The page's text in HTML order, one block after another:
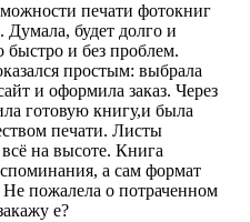
печати фотокниг
будет долго и
и без проблем.
простым: выбрала
и оформила заказ. Через
готовую книгу,и была
печати. Листы
на высоте. Книга
а сам формат
пожалела о потраченном
е?